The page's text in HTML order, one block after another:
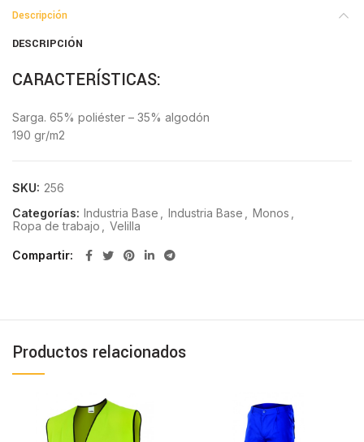
Descripción
DESCRIPCIÓN
CARACTERÍSTICAS:
Sarga. 65% poliéster – 35% algodón
190 gr/m2
SKU: 256
Categorías: Industria Base Industria Base Monos
Ropa de trabajo
Velilla
Compartir
Productos relacionados